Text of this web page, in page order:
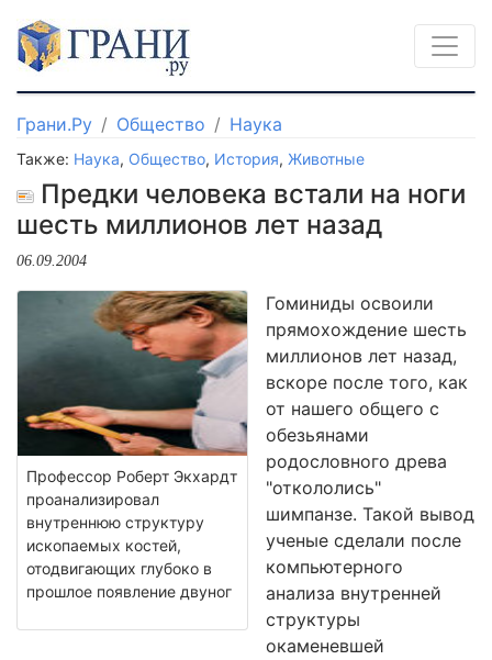
Грани.Ру Общество Наука
Также: Наука, Общество, История, Животные
Предки человека встали на ноги
шесть миллионов лет назад
06.09.2004
Профессор Роберт Экхардт
проанализировал
внутреннюю структуру
ископаемых костей,
отодвигающих глубоко в
прошлое появление двуног
Гоминиды освоили
прямохождение шесть
миллионов лет назад,
вскоре после того, как
от нашего общего с
обезьянами
родословного древа
"откололись"
шимпанзе. Такой вывод
ученые сделали после
компьютерного
анализа внутренней
структуры
окаменевшей